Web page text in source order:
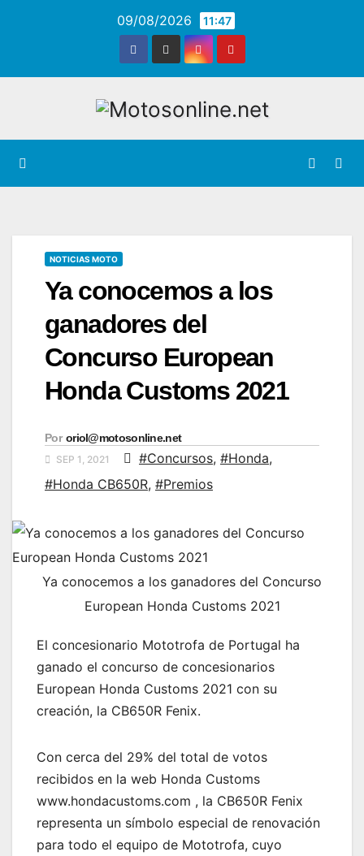
09/08/2026 11:47
NOTICIAS MOTO
Ya conocemos a los
ganadores del
Concurso European
Honda Customs 2021
Por oriol@motosonline.net
SEP 1, 2021 #Concursos, #Honda,
#Honda CB650R, #Premios
Ya conocemos a los ganadores del Concurso
European Honda Customs 2021
El concesionario Mototrofa de Portugal ha
ganado el concurso de concesionarios
European Honda Customs 2021 con su
creación, la CB650R Fenix.
Con cerca del 29% del total de votos
recibidos en la web Honda Customs
www.hondacustoms.com , la CB650R Fenix ​​
representa un símbolo especial de renovación
para todo el equipo de Mototrofa, cuyo